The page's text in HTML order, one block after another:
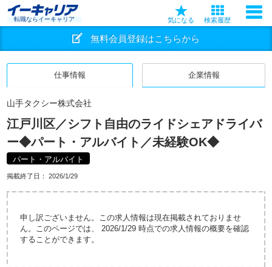
転職ならイーキャリア 気になる 検索履歴
無料会員登録はこちらから
仕事情報 企業情報
山手タクシー株式会社
江戸川区／シフト自由のライドシェアドライバ
ー◆パート・アルバイト／未経験OK◆
パート・アルバイト
掲載終了日： 2026/1/29
申し訳ございません。この求人情報は現在掲載されておりませ
ん。このページでは、 2026/1/29 時点での求人情報の概要を確認
することができます。